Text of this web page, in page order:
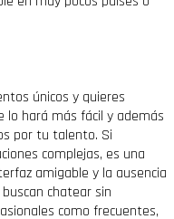
únicos y quieres
lo hará más fácil y además
por tu talento. Si
complejas, es una
amigable y la ausencia
chatear sin
como frecuentes,